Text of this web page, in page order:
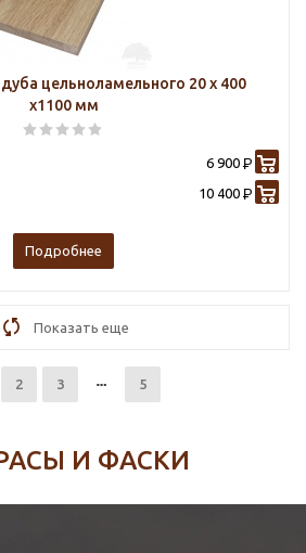
цельноламельного 20 х 400
х1100 мм
6 900 Р
10 400 Р
Подробнее
Показать еще
2 3 5
И ФАСКИ